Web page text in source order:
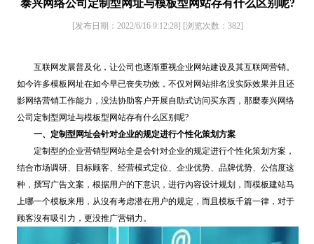
泰兴网络公司定制型网址与模板型网站存有什么区别呢?
[发布日期：2022/6/16 9:12:28] [浏览次数：382]
互联网发展普及化，让公司也逐渐重视企业网站建设及其互联网营销。
如今许多模板网址在如今早已丧失功效，不仅对网站排名没实际效果并且还
影网络营销工作能力，没法协助客户开展自助式访问买东西，那麼泰兴网络
公司定制型网址与模板型网站存有什么区别呢?
一、定制型网址会针对企业的规定进行个性化策划方案
定制型的企业营销型网站全是会针对企业的规定进行个性化策划方案，
结合市场调研、目标顾客、经营模式定位、企业优势、品牌优势、公信度这
种，撰写广告文案，根据用户的下意识，进行內容设计规划，而模板建站马
上哪一个模板来用，从沒有考虑潜在用户的规定，而且模板千篇一律，对于
顾客沒有吸引力，更没推广营销力。